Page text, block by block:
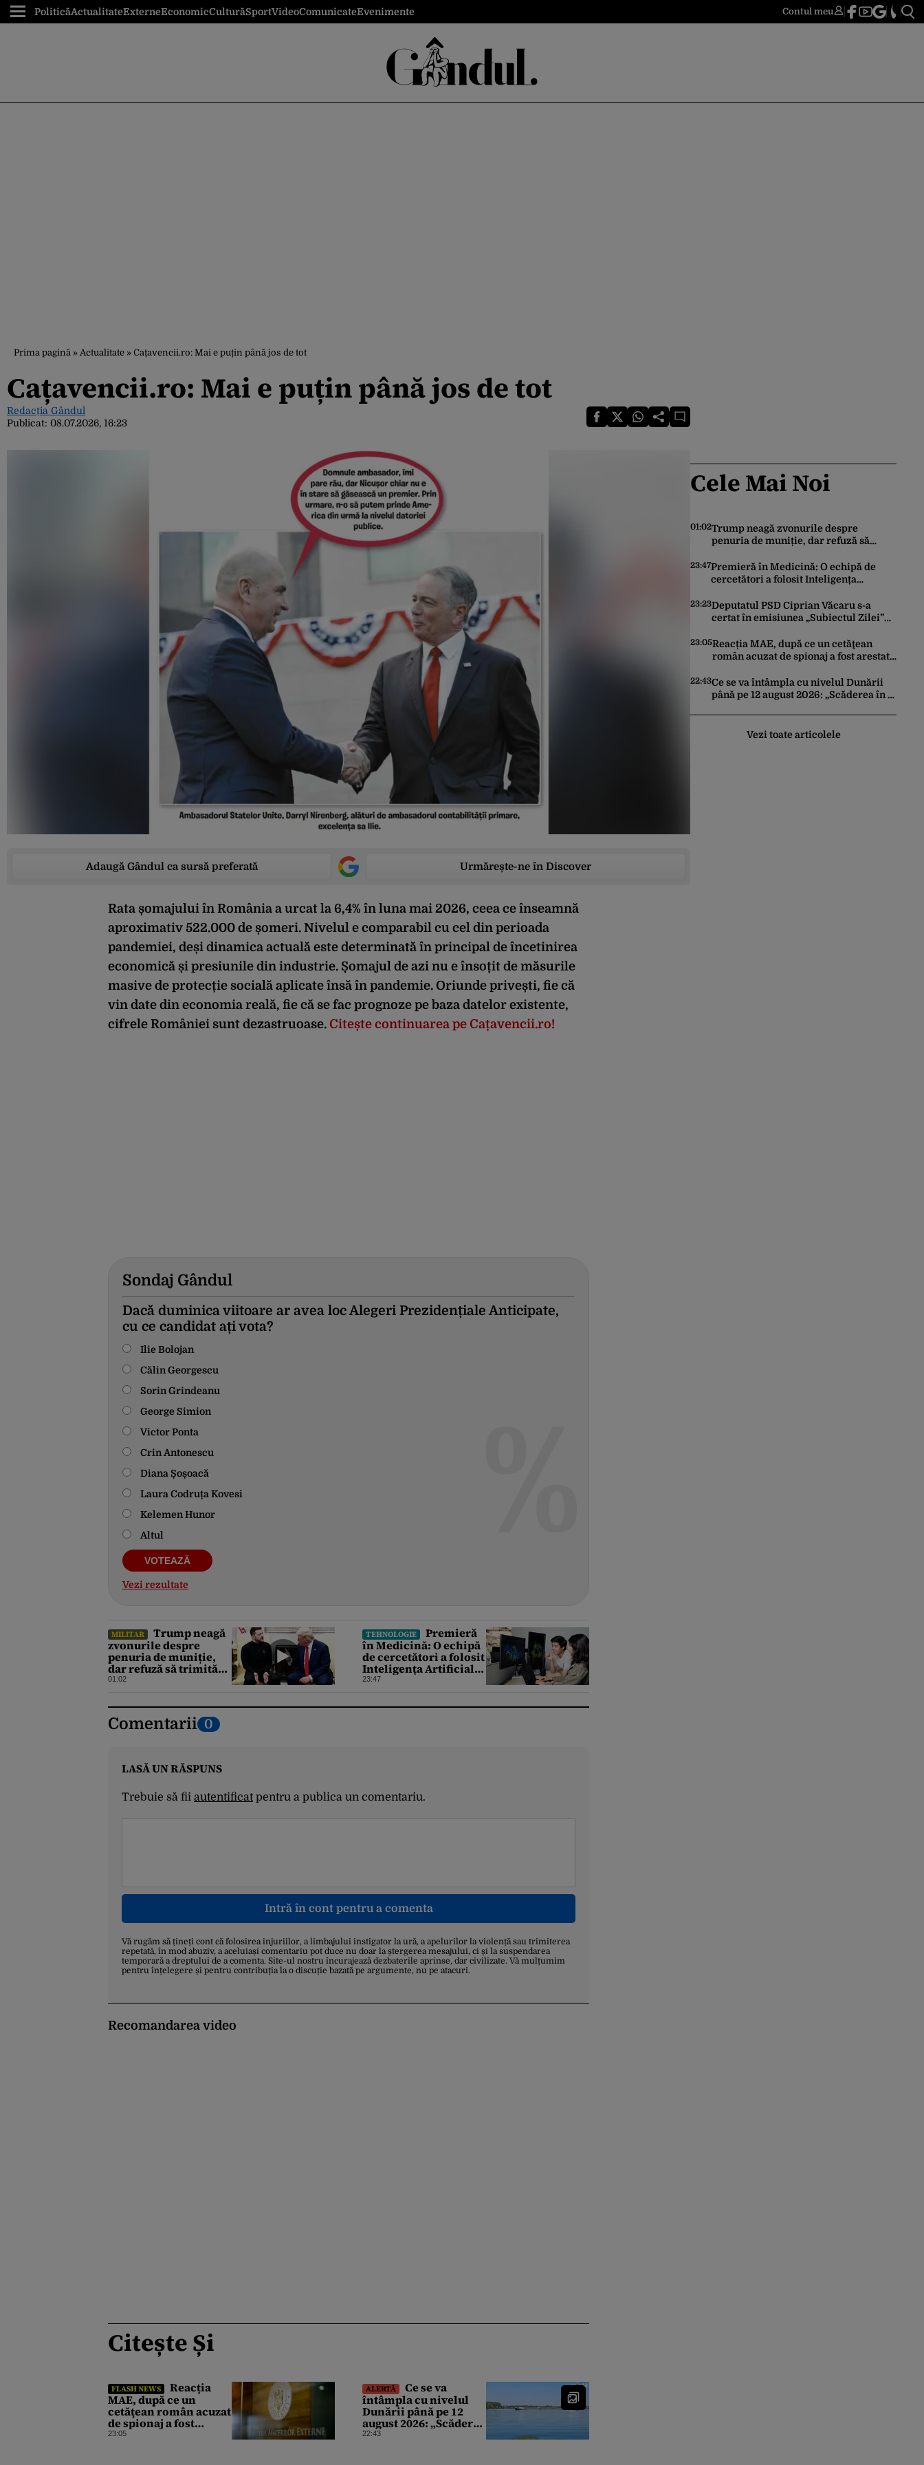
PoliticăActualitateExterneEconomicCulturăSportVideoComunicateEvenimente Contul meu
Prima pagină » Actualitate » Cațavencii.ro: Mai e puțin până jos de tot
Cațavencii.ro: Mai e puțin până jos de tot
Redacția Gândul
Publicat: 08.07.2026, 16:23
Adaugă Gândul ca sursă preferată Urmărește-ne în Discover
Rata șomajului în România a urcat la 6,4% în luna mai 2026, ceea ce înseamnă
aproximativ 522.000 de șomeri. Nivelul e comparabil cu cel din perioada
pandemiei, deși dinamica actuală este determinată în principal de încetinirea
economică și presiunile din industrie. Șomajul de azi nu e însoțit de măsurile
masive de protecție socială aplicate însă în pandemie. Oriunde privești, fie că
vin date din economia reală, fie că se fac prognoze pe baza datelor existente,
cifrele României sunt dezastruoase. Citește continuarea pe Cațavencii.ro!
Sondaj Gândul
Dacă duminica viitoare ar avea loc Alegeri Prezidențiale Anticipate,
cu ce candidat ați vota?
Ilie Bolojan
Călin Georgescu
Sorin Grindeanu
George Simion
Victor Ponta
Crin Antonescu
Diana Șoșoacă
Laura Codruța Kovesi
Kelemen Hunor
Altul
Vezi rezultate
MILITAR
Trump neagă
zvonurile despre
penuria de muniție,
dar refuză să trimită
rachete Ucrainei:
rachete”
01:02
TEHNOLOGIE
Premieră
în Medicină: O echipă
de cercetători a folosit
Inteligența Artificială
pentru a crea primele
tratarea de E.coli
23:47
Comentarii 0
LASĂ UN RĂSPUNS
Trebuie să fii autentificatpentru a publica un comentariu.
Intră în cont pentru a comenta
Vă rugăm să țineți cont că folosirea injuriilor, a limbajului instigator la ură, a apelurilor la violență sau trimiterea
repetată, în mod abuziv, a aceluiași comentariu pot duce nu doar la ștergerea mesajului, ci și la suspendarea
temporară a dreptului de a comenta. Site-ul nostru încurajează dezbaterile aprinse, dar civilizate. Vă mulțumim
pentru înțelegere și pentru contribuția la o discuție bazată pe argumente, nu pe atacuri.
Recomandarea video
Citește Și
FLASH NEWS
Reacția
MAE, după ce un
cetăţean român acuzat
de spionaj a fost
arestat în Germania.
23:05
ALERTĂ
Ce se va
întâmpla cu nivelul
Dunării până pe 12
august 2026: „Scăderea
în 7 zile este de 10
22:43
Cele Mai Noi
01:02Trump neagă zvonurile despre
penuria de muniție, dar refuză să
nevoie de rachete”
23:47Premieră în Medicină: O echipă de
cercetători a folosit Inteligența
virusuri sintetice la tratarea de E.coli
23:23Deputatul PSD Ciprian Văcaru s-a
certat în emisiunea „Subiectul Zilei”
deficitul fiind motivul scandalului
23:05Reacția MAE, după ce un cetăţean
român acuzat de spionaj a fost arestat
ucrainean ca să asasineze un
producător de drone
22:43Ce se va întâmpla cu nivelul Dunării
până pe 12 august 2026: „Scăderea în 7
Vezi toate articolele